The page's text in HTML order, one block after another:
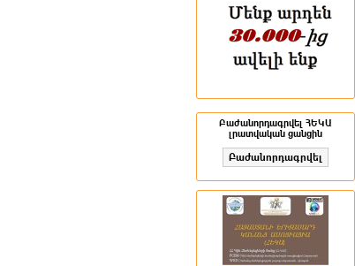
Բաժանորդագրվել ՀԵԿԱ
լրատվական ցանցին